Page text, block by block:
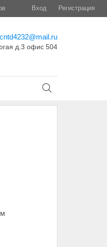
Вход Регистрация
cntd4232@mail.ru
д.3 офис 504